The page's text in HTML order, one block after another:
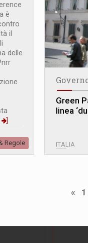
è
il
delle
Regole
Green
linea
ITALIA
« 1